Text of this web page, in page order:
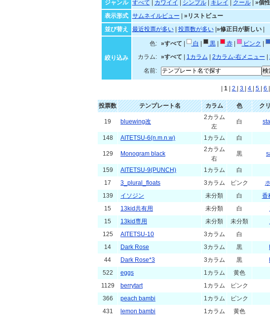
ジャンル
すべて カワイイ シンプル| キレイ クール| »個
表示形式
サムネイルビュー
»リストビュー
並び替え
最近投票が多い| 投票数が多い| »修正日が新しい|
絞り込み
色: »すべて 白 黒| 赤| ピンク
カラム:
»すべて 1カラム 2カラム-右メニュー
名前:
1 2 3 4 5 6
投票数 テンプレート名 カラム 色 ク
19 bluewing改
2カラム
左
白
148 AITETSU-6(n.m.n.w) 1カラム 白
129 Monogram black
2カラム
右
黒
159 AITETSU-9(PUNCH) 1カラム 白
17
3_plural_floats 3カラム ピンク
139
イソジン 未分類 白
15
13kid共有用 未分類 白
15
13kid専用 未分類 未分類
125
AITETSU-10 3カラム 白
14
Dark Rose 3カラム 黒
44
Dark Rose*3 3カラム 黒
522
eggs 1カラム 黄色
1129
berrytart 1カラム ピンク
366
peach bambi 1カラム ピンク
431
lemon bambi 1カラム 黄色